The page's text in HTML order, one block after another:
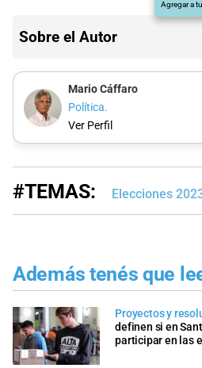
Agregar a
Sobre el Autor
Mario Cáffaro
Política.
Ver Perfil
#TEMAS: Elecciones
Además tenés que
Proyectos y
definen si en
participar en las